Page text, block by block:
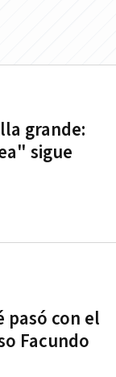
grande:
sigue
pasó con el
Facundo